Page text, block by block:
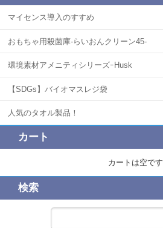
マイセンス導入のすすめ
おもちゃ用殺菌庫-らいおんクリーン45-
環境素材アメニティシリーズｰHusk
【SDGs】バイオマスレジ袋
人気のタオル製品！
カート
カートは空です
検索